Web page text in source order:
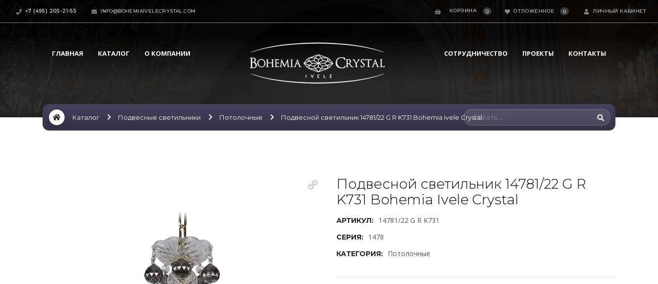
+7 (495) 205-21-55 INFO@BOHEMIAIVELECRYSTAL.COM КОРЗИНА 0 ОТЛОЖЕННОЕ 0 ЛИЧНЫЙ КАБИНЕТ
ГЛАВНАЯ КАТАЛОГ О КОМПАНИИ СОТРУДНИЧЕСТВО ПРОЕКТЫ КОНТАКТЫ
Каталог Подвесные светильники Потолочные Подвесной светильник 14781/22 G R K731 Bohemia Ivele Crystal
Подвесной светильник 14781/22 G R
K731 Bohemia Ivele Crystal
АРТИКУЛ: 14781/22 G R K731
СЕРИЯ: 1478
КАТЕГОРИЯ: Потолочные